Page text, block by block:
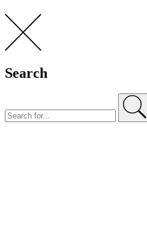
Search